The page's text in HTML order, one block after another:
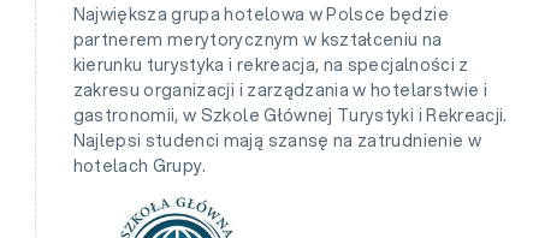
Największa grupa hotelowa w Polsce będzie
partnerem merytorycznym w kształceniu na
kierunku turystyka i rekreacja, na specjalności z
zakresu organizacji i zarządzania w hotelarstwie i
gastronomii, w Szkole Głównej Turystyki i Rekreacji.
Najlepsi studenci mają szansę na zatrudnienie w
hotelach Grupy.